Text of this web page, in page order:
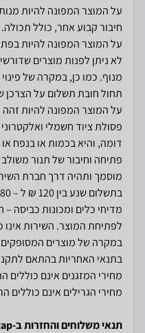
על המוצר המפונה להיות
לא ניתן לפנות מוצרים
מנוף. כמו כן, במקרה של
פסולת ציוד חשמלי
פתיחה וחיבור של תנור משולב
מוסמך ותהיה דרך חברת
מדיחי כלים ומכונות כביסה
במקרה של מוצרים המסופקים
מחירי הגרילים אינם כוללים
תנאי משלוחים והחזרות ב-zap